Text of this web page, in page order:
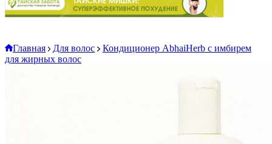
Главная Для волос
Кондиционер AbhaiHerb с имбирем
для жирных волос